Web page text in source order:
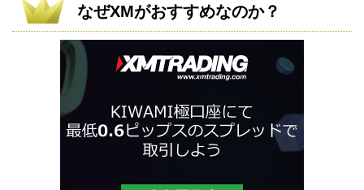
なぜXMがおすすめなのか？